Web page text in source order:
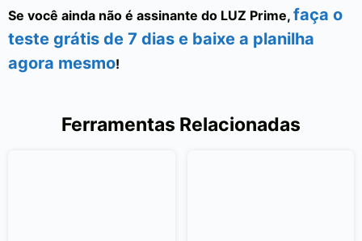
Se você ainda não é assinante do LUZ Prime, faça o
teste grátis de 7 dias e baixe a planilha
agora mesmo!
Ferramentas Relacionadas